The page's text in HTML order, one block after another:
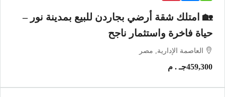
🏡 امتلك شقة أرضي بجاردن للبيع بمدينة نور –
حياة فاخرة واستثمار ناجح
العاصمة الإدارية, مصر
459,300جـ . م